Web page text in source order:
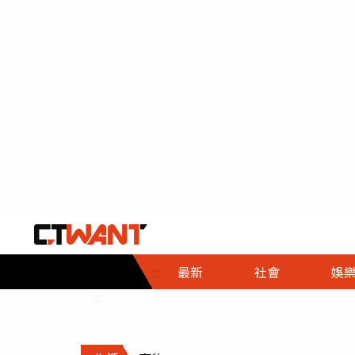
::: 最新 社會
社會首頁
時事
調查
娛樂
娛樂首頁
即時
財經首頁
熱線
政